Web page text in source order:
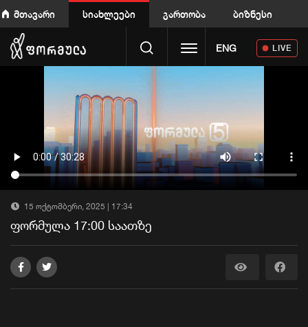
მთავარი სიახლეები გართობა ბიზნესი
Toggle navigation
ENG LIVE
15 ოქტომბერი, 2025 | 17:34
ფორმულა 17:00 საათზე